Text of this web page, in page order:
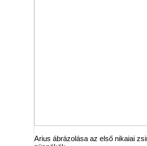
Arius ábrázolása az első nikaiai